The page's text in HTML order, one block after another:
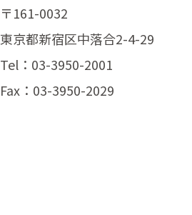
〒161-0032
東京都新宿区中落合2-4-29
Tel：03-3950-2001
Fax：03-3950-2029